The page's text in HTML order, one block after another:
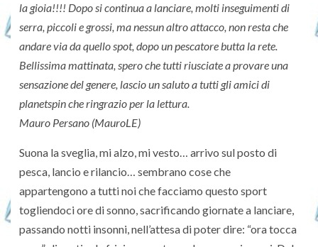
la gioia!!!! Dopo si continua a lanciare, molti inseguimenti di
serra, piccoli e grossi, ma nessun altro attacco, non resta che
andare via da quello spot, dopo un pescatore butta la rete.
Bellissima mattinata, spero che tutti riusciate a provare una
sensazione del genere, lascio un saluto a tutti gli amici di
planetspin che ringrazio per la lettura.
Mauro Persano (MauroLE)
Suona la sveglia, mi alzo, mi vesto… arrivo sul posto di
pesca, lancio e rilancio… sembrano cose che
appartengono a tutti noi che facciamo questo sport
togliendoci ore di sonno, sacrificando giornate a lanciare,
passando notti insonni, nell’attesa di poter dire: “ora tocca